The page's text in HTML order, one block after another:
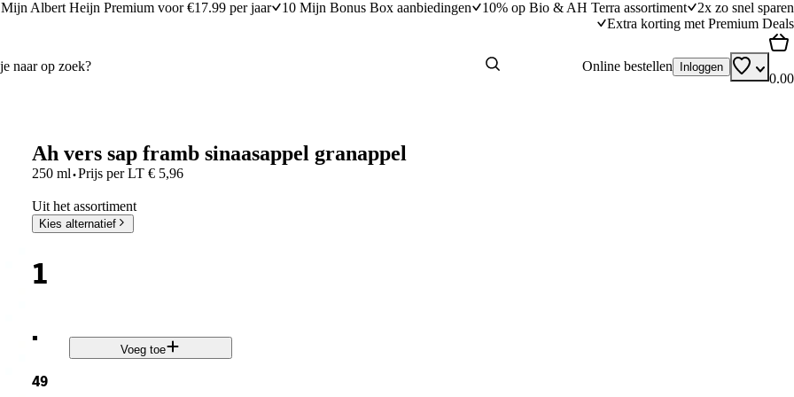
Mijn Albert Heijn Premium voor €17.99 per jaar 10 Mijn Bonus Box aanbiedingen 10% op Bio & AH Terra assortiment
2x zo snel sparen
Extra korting met Premium Deals
Online bestellen Inloggen
0.00
Ah vers sap framb sinaasappel granappel
250 ml·Prijs per LT€ 5,96
Uit het assortiment
Kies alternatief
1
.
49
Voeg toe